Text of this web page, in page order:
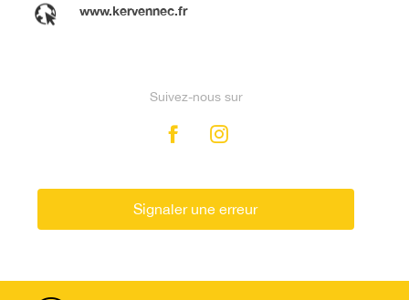
www.kervennec.fr
Suivez-nous sur
Signaler une erreur